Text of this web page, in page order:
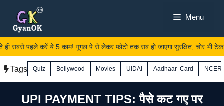
content
Menu
ही सबसे पहले करें ये 5 काम! गूगल पे से लेकर फोटो तक सब हो जाएगा सुरक्षित, चोर भी टेक
Tags Quiz Bollywood Movies UIDAI Aadhaar Card
UPI PAYMENT TIPS: पैसे कट गए पर